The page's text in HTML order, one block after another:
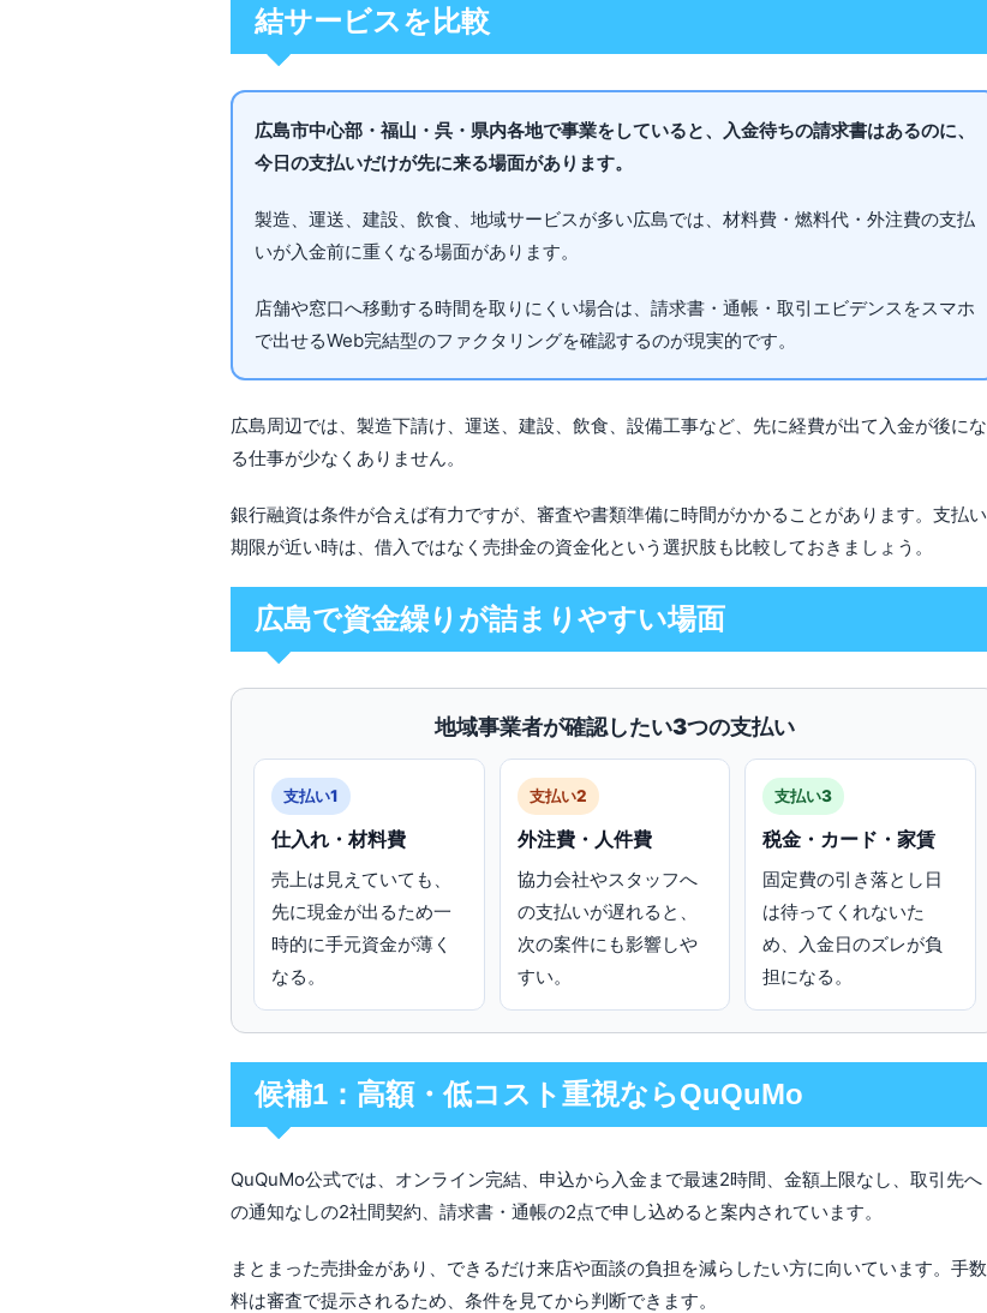
結サービスを比較
広島市中心部・福山・呉・県内各地で事業をしていると、入金待ちの請求書はあるのに、
今日の支払いだけが先に来る場面があります。
製造、運送、建設、飲食、地域サービスが多い広島では、材料費・燃料代・外注費の支払
いが入金前に重くなる場面があります。
店舗や窓口へ移動する時間を取りにくい場合は、請求書・通帳・取引エビデンスをスマホ
で出せるWeb完結型のファクタリングを確認するのが現実的です。
広島周辺では、製造下請け、運送、建設、飲食、設備工事など、先に経費が出て入金が後にな
る仕事が少なくありません。
銀行融資は条件が合えば有力ですが、審査や書類準備に時間がかかることがあります。支払い
期限が近い時は、借入ではなく売掛金の資金化という選択肢も比較しておきましょう。
広島で資金繰りが詰まりやすい場面
地域事業者が確認したい3つの支払い
支払い1
仕入れ・材料費
売上は見えていても、
先に現金が出るため一
時的に手元資金が薄く
なる。
支払い2
外注費・人件費
協力会社やスタッフへ
の支払いが遅れると、
次の案件にも影響しや
すい。
支払い3
税金・カード・家賃
固定費の引き落とし日
は待ってくれないた
め、入金日のズレが負
担になる。
候補1：高額・低コスト重視ならQuQuMo
QuQuMo公式では、オンライン完結、申込から入金まで最速2時間、金額上限なし、取引先へ
の通知なしの2社間契約、請求書・通帳の2点で申し込めると案内されています。
まとまった売掛金があり、できるだけ来店や面談の負担を減らしたい方に向いています。手数
料は審査で提示されるため、条件を見てから判断できます。